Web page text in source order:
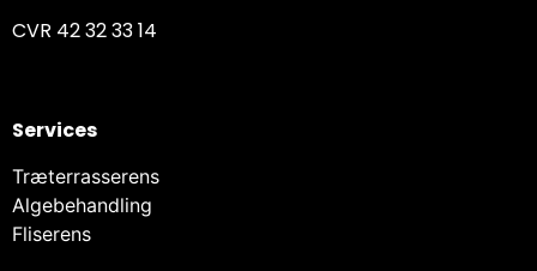
CVR 42 32 33 14
Services
Træterrasserens
Algebehandling
Fliserens